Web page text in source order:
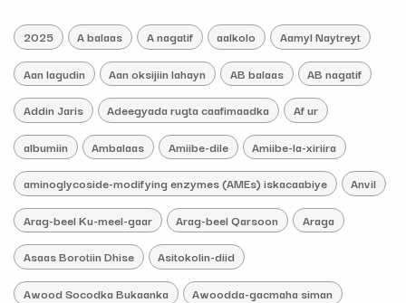
2025 A balaas A nagatif aalkolo Aamyl Naytreyt
Aan lagudin Aan oksijiin lahayn AB balaas AB nagatif
Addin Jaris Adeegyada rugta caafimaadka Af ur
albumiin Ambalaas Amiibe-dile Amiibe-la-xiriira
aminoglycoside-modifying enzymes (AMEs) iskacaabiye Anvil
Arag-beel Ku-meel-gaar Arag-beel Qarsoon Araga
Asaas Borotiin Dhise Asitokolin-diid
Awood Socodka Bukaanka Awoodda-gacmaha siman